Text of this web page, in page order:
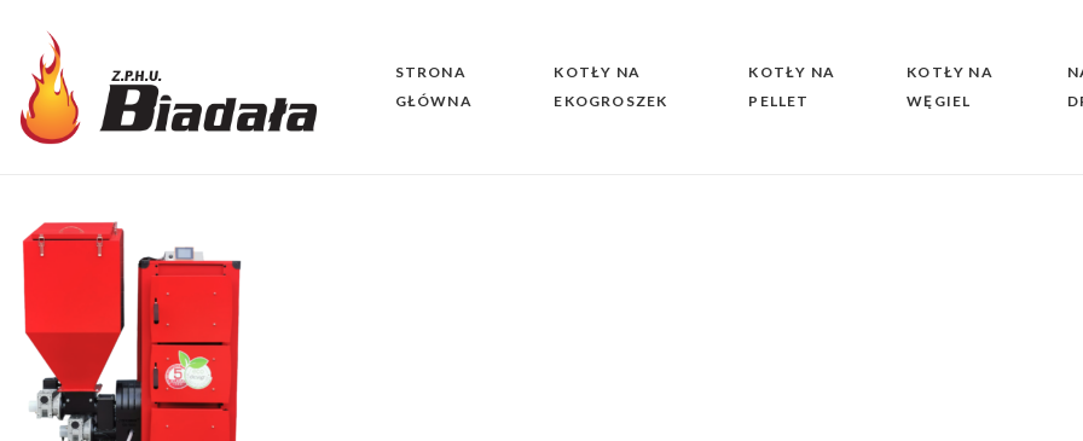
STRONA
GŁÓWNA
KOTŁY NA
EKOGROSZEK
KOTŁY NA
PELLET
KOTŁY NA
WĘGIEL